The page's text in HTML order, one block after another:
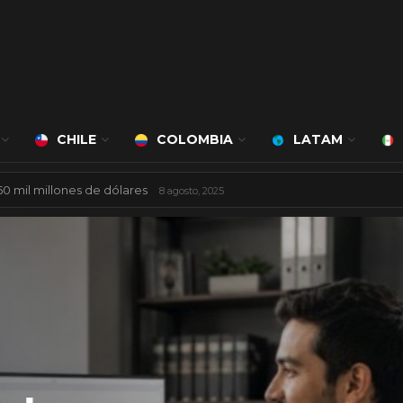
CHILE COLOMBIA LATAM
ciudad inteligente 3 agosto, 2026